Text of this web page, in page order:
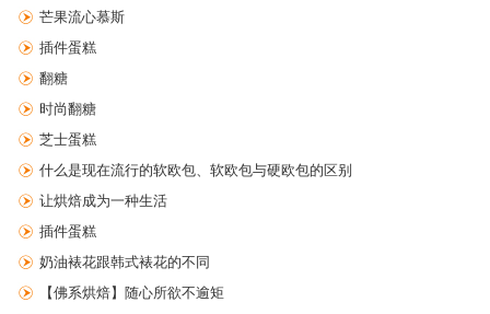
芒果流心慕斯
插件蛋糕
翻糖
时尚翻糖
芝士蛋糕
什么是现在流行的软欧包、软欧包与硬欧包的区别
让烘焙成为一种生活
插件蛋糕
奶油裱花跟韩式裱花的不同
【佛系烘焙】随心所欲不逾矩